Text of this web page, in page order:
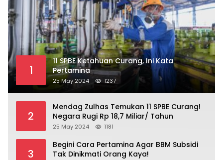
1
11 SPBE Ketahuan Curang, Ini Kata
Pertamina
25 May 2024 1237
2
Mendag Zulhas Temukan 11 SPBE Curang!
Negara Rugi Rp 18,7 Miliar/ Tahun
25 May 2024 1181
3
Begini Cara Pertamina Agar BBM Subsidi
Tak Dinikmati Orang Kaya!